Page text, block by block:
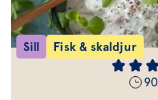
Sill Fisk & skaldjur
90